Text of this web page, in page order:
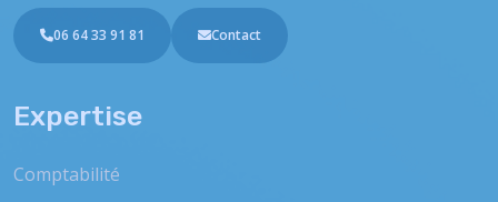
06 64 33 91 81 Contact
Expertise
Comptabilité